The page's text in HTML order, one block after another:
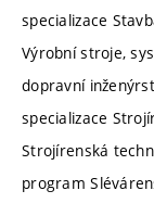
specializace
Výrobní stroje,
dopravní
specializace
Strojírenská
program